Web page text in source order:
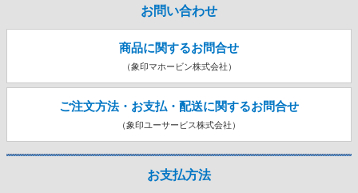
お問い合わせ
商品に関するお問合せ
（象印マホービン株式会社）
ご注文方法・お支払・配送に関するお問合せ
（象印ユーサービス株式会社）
お支払方法